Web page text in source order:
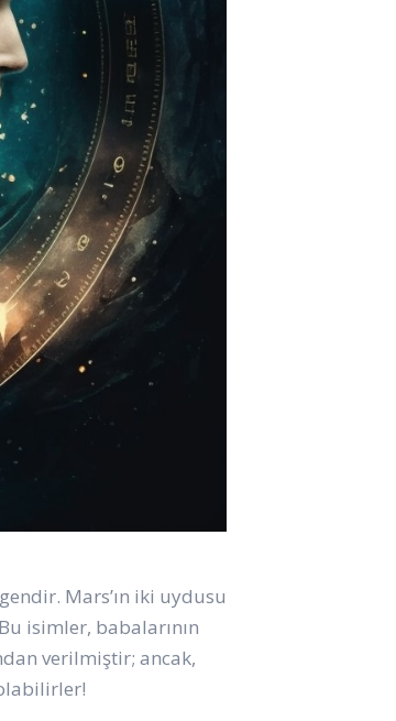
Mars’ın iki uydusu
isimler, babalarının
verilmiştir; ancak,